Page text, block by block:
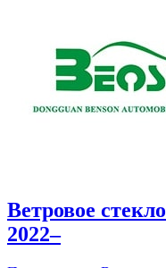
Ветровое стекло
2022–